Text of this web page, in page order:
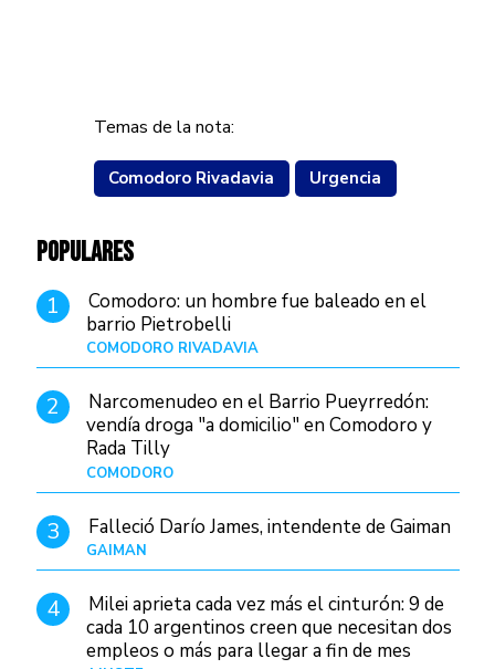
Temas de la nota:
Comodoro Rivadavia Urgencia
POPULARES
1
Comodoro: un hombre fue baleado en el
barrio Pietrobelli
COMODORO RIVADAVIA
2
Narcomenudeo en el Barrio Pueyrredón:
vendía droga "a domicilio" en Comodoro y
Rada Tilly
COMODORO
3 Falleció Darío James, intendente de Gaiman
GAIMAN
4
Milei aprieta cada vez más el cinturón: 9 de
cada 10 argentinos creen que necesitan dos
empleos o más para llegar a fin de mes